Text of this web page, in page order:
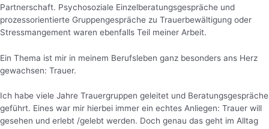
Partnerschaft. Psychosoziale Einzelberatungsgespräche und
prozessorientierte Gruppengespräche zu Trauerbewältigung oder
Stressmangement waren ebenfalls Teil meiner Arbeit.
Ein Thema ist mir in meinem Berufsleben ganz besonders ans Herz
gewachsen: Trauer.
Ich habe viele Jahre Trauergruppen geleitet und Beratungsgespräche
geführt. Eines war mir hierbei immer ein echtes Anliegen: Trauer will
gesehen und erlebt /gelebt werden. Doch genau das geht im Alltag